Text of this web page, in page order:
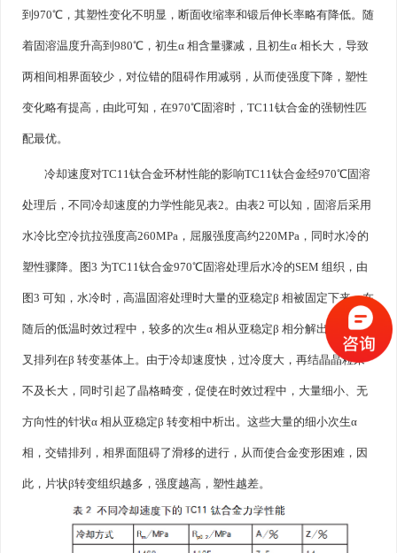
到970℃，其塑性变化不明显，断面收缩率和锻后伸长率略有降低。随
着固溶温度升高到980℃，初生α 相含量骤减，且初生α 相长大，导致
两相间相界面较少，对位错的阻碍作用减弱，从而使强度下降，塑性
变化略有提高，由此可知，在970℃固溶时，TC11钛合金的强韧性匹
配最优。
冷却速度对TC11钛合金环材性能的影响TC11钛合金经970℃固溶
处理后，不同冷却速度的力学性能见表2。由表2 可以知，固溶后采用
水冷比空冷抗拉强度高260MPa，屈服强度高约220MPa，同时水冷的
塑性骤降。图3 为TC11钛合金970℃固溶处理后水冷的SEM 组织，由
图3 可知，水冷时，高温固溶处理时大量的亚稳定β 相被固定下来，在
随后的低温时效过程中，较多的次生α 相从亚稳定β 相分解出来，并交
叉排列在β 转变基体上。由于冷却速度快，过冷度大，再结晶晶粒来
不及长大，同时引起了晶格畸变，促使在时效过程中，大量细小、无
方向性的针状α 相从亚稳定β 转变相中析出。这些大量的细小次生α
相，交错排列，相界面阻碍了滑移的进行，从而使合金变形困难，因
此，片状β转变组织越多，强度越高，塑性越差。